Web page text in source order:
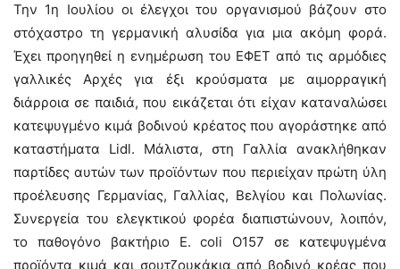
Την 1η Ιουλίου οι έλεγχοι του οργανισμού βάζουν στο
στόχαστρο τη γερμανική αλυσίδα για μια ακόμη φορά.
Έχει προηγηθεί η ενημέρωση του ΕΦΕΤ από τις αρμόδιες
γαλλικές Αρχές για έξι κρούσματα με αιμορραγική
διάρροια σε παιδιά, που εικάζεται ότι είχαν καταναλώσει
κατεψυγμένο κιμά βοδινού κρέατος που αγοράστηκε από
καταστήματα Lidl. Μάλιστα, στη Γαλλία ανακλήθηκαν
παρτίδες αυτών των προϊόντων που περιείχαν πρώτη ύλη
προέλευσης Γερμανίας, Γαλλίας, Βελγίου και Πολωνίας.
Συνεργεία του ελεγκτικού φορέα διαπιστώνουν, λοιπόν,
το παθογόνο βακτήριο E. coli O157 σε κατεψυγμένα
προϊόντα κιμά και σουτζουκάκια από βοδινό κρέας που